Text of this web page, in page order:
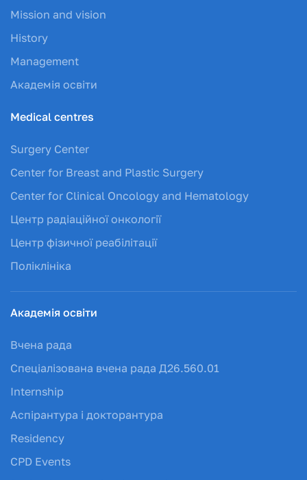
Mission and vision
History
Management
Академія освіти
Medical centres
Surgery Center
Center for Breast and Plastic Surgery
Center for Clinical Oncology and Hematology
Центр радіаційної онкології
Центр фізичної реабілітації
Поліклініка
Академія освіти
Вчена рада
Спеціалізована вчена рада Д26.560.01
Internship
Аспірантура і докторантура
Residency
CPD Events